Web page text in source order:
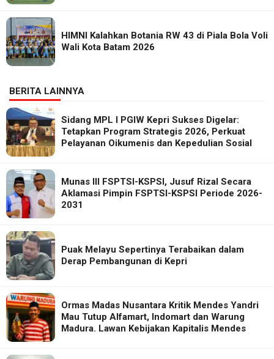
HIMNI Kalahkan Botania RW 43 di Piala Bola Voli
Wali Kota Batam 2026
BERITA LAINNYA
Sidang MPL I PGIW Kepri Sukses Digelar:
Tetapkan Program Strategis 2026, Perkuat
Pelayanan Oikumenis dan Kepedulian Sosial
Munas III FSPTSI-KSPSI, Jusuf Rizal Secara
Aklamasi Pimpin FSPTSI-KSPSI Periode 2026-
2031
Puak Melayu Sepertinya Terabaikan dalam
Derap Pembangunan di Kepri
Ormas Madas Nusantara Kritik Mendes Yandri
Mau Tutup Alfamart, Indomart dan Warung
Madura. Lawan Kebijakan Kapitalis Mendes